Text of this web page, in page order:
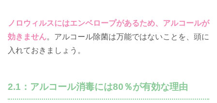
ノロウィルスにはエンベロープがあるため、アルコールが
効きません。アルコール除菌は万能ではないことを、頭に
入れておきましょう。
2.1：アルコール消毒には80％が有効な理由